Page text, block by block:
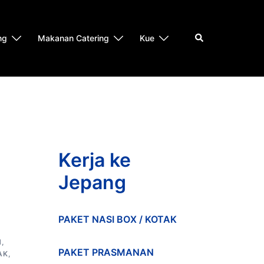
Makanan Catering Kue Search
Kerja ke
Jepang
PAKET NASI BOX / KOTAK
PAKET PRASMANAN